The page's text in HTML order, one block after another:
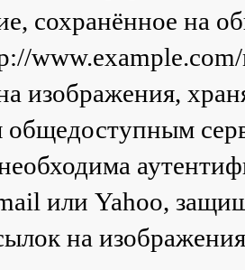
сохранённое на
изображения,
общедоступным
или Yahoo,
на